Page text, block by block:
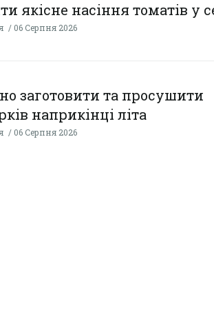
якісне насіння томатів у
06 Серпня 2026
заготовити та просушити
наприкінці літа
06 Серпня 2026